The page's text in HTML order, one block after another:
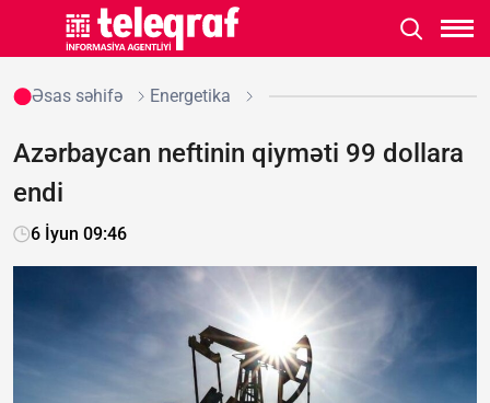
Əsas səhifə Energetika
Azərbaycan neftinin qiyməti 99 dollara
endi
6 İyun 09:46